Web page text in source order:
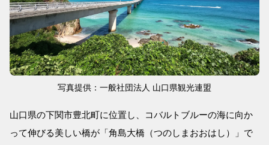
写真提供：一般社団法人 山口県観光連盟
山口県の下関市豊北町に位置し、コバルトブルーの海に向か
って伸びる美しい橋が「角島大橋（つのしまおおはし）」で